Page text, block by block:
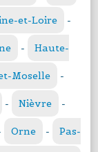
et-Loire -
- Haute-
Moselle -
- Nièvre -
Orne - Pas-